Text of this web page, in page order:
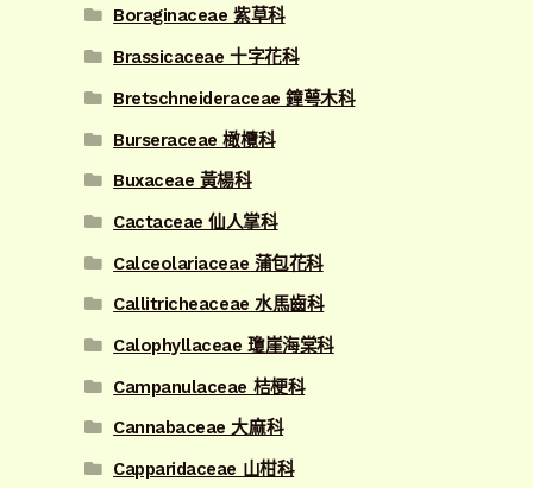
Boraginaceae 紫草科
Brassicaceae 十字花科
Bretschneideraceae 鐘萼木科
Burseraceae 橄欖科
Buxaceae 黃楊科
Cactaceae 仙人掌科
Calceolariaceae 蒲包花科
Callitricheaceae 水馬齒科
Calophyllaceae 瓊崖海棠科
Campanulaceae 桔梗科
Cannabaceae 大麻科
Capparidaceae 山柑科